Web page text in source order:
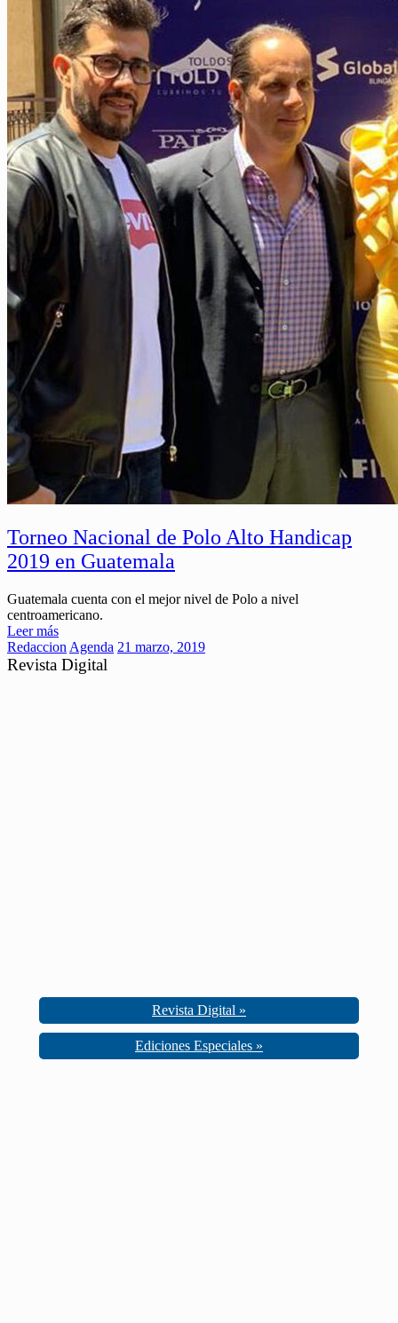
Torneo Nacional de Polo Alto Handicap
2019 en Guatemala
Guatemala cuenta con el mejor nivel de Polo a nivel
centroamericano.
Leer más
Redaccion Agenda 21 marzo, 2019
Revista Digital
Revista Digital »
Ediciones Especiales »